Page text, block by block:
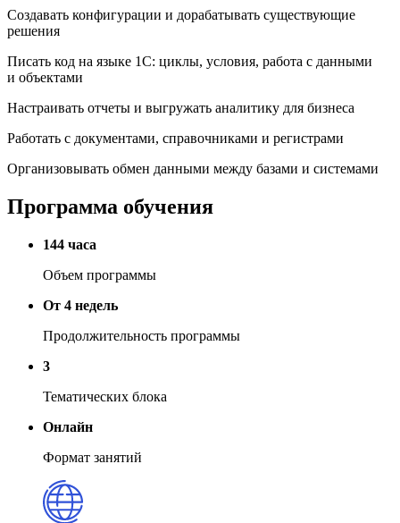
Создавать конфигурации и дорабатывать существующие
решения
Писать код на языке 1С: циклы, условия, работа с данными
и объектами
Настраивать отчеты и выгружать аналитику для бизнеса
Работать с документами, справочниками и регистрами
Организовывать обмен данными между базами и системами
Программа обучения
144 часа
Объем программы
От 4 недель
Продолжительность программы
3
Тематических блока
Онлайн
Формат занятий